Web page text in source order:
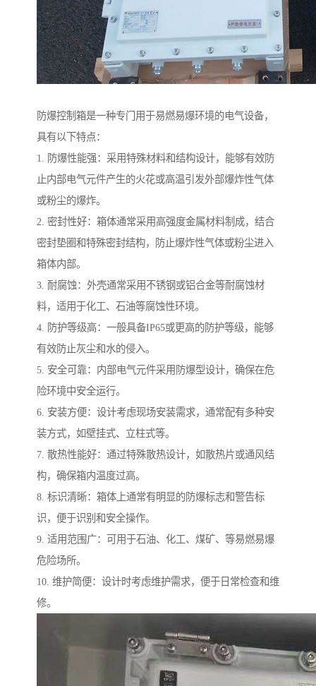
防爆控制箱是一种专门用于易燃易爆环境的电气设备，
具有以下特点：
1. 防爆性能强：采用特殊材料和结构设计，能够有效防
止内部电气元件产生的火花或高温引发外部爆炸性气体
或粉尘的爆炸。
2. 密封性好：箱体通常采用高强度金属材料制成，结合
密封垫圈和特殊密封结构，防止爆炸性气体或粉尘进入
箱体内部。
3. 耐腐蚀：外壳通常采用不锈钢或铝合金等耐腐蚀材
料，适用于化工、石油等腐蚀性环境。
4. 防护等级高：一般具备IP65或更高的防护等级，能够
有效防止灰尘和水的侵入。
5. 安全可靠：内部电气元件采用防爆型设计，确保在危
险环境中安全运行。
6. 安装方便：设计考虑现场安装需求，通常配有多种安
装方式，如壁挂式、立柱式等。
7. 散热性能好：通过特殊散热设计，如散热片或通风结
构，确保箱内温度过高。
8. 标识清晰：箱体上通常有明显的防爆标志和警告标
识，便于识别和安全操作。
9. 适用范围广：可用于石油、化工、煤矿、等易燃易爆
危险场所。
10. 维护简便：设计时考虑维护需求，便于日常检查和维
修。